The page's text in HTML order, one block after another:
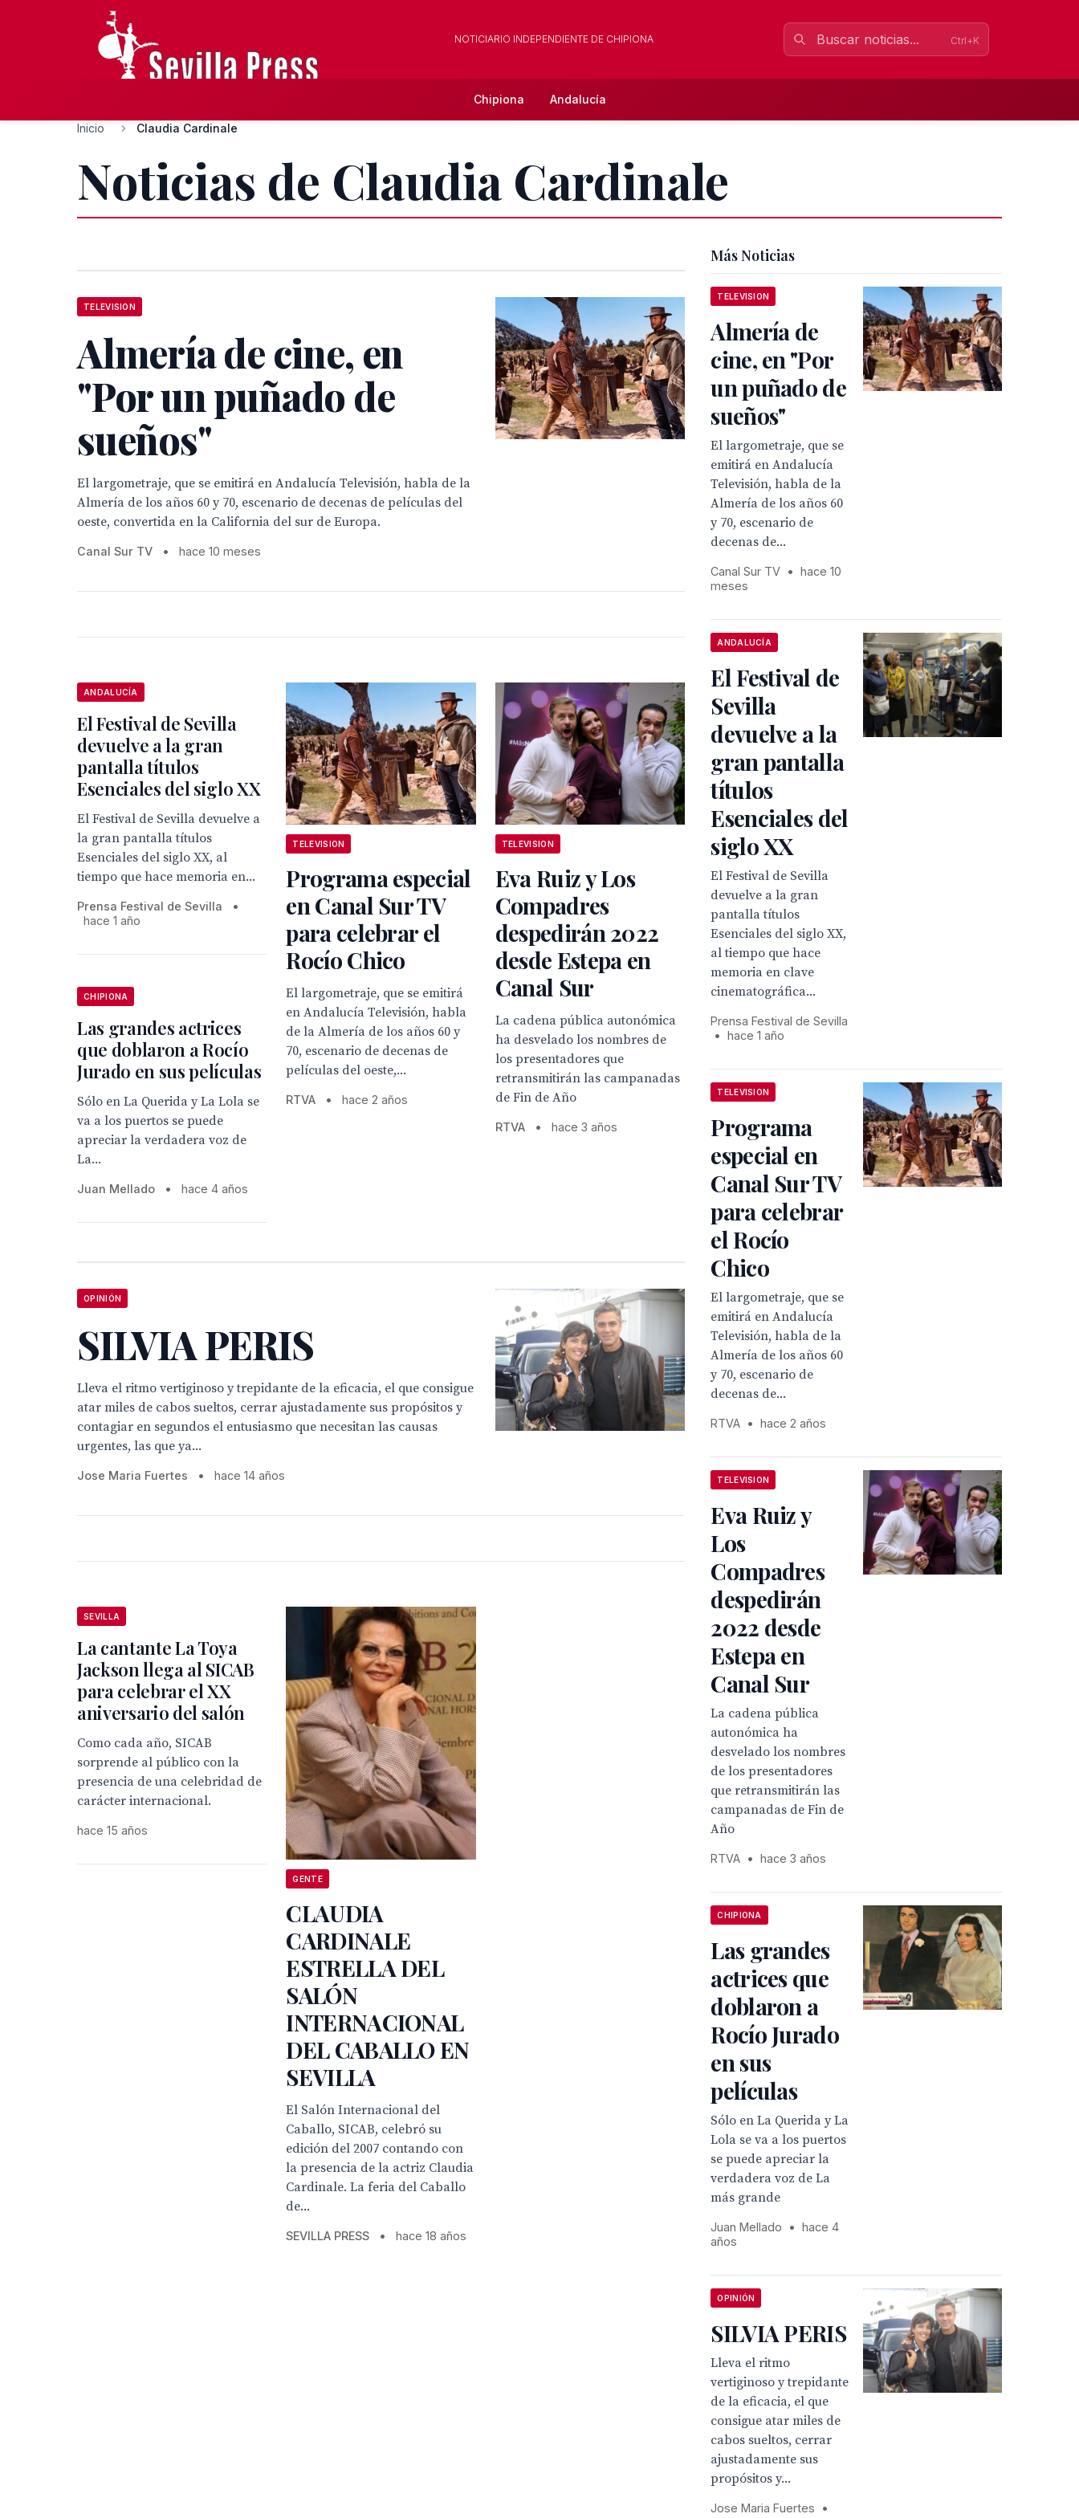
NOTICIARIO INDEPENDIENTE DE CHIPIONA Ctrl+K
Chipiona Andalucía
Inicio Claudia Cardinale
Noticias de Claudia Cardinale
TELEVISION
Almería de cine, en
"Por un puñado de
sueños"
El largometraje, que se emitirá en Andalucía Televisión, habla de la
Almería de los años 60 y 70, escenario de decenas de películas del
oeste, convertida en la California del sur de Europa.
Canal Sur TV • hace 10 meses
ANDALUCÍA
El Festival de Sevilla
devuelve a la gran
pantalla títulos
Esenciales del siglo XX
El Festival de Sevilla devuelve a
la gran pantalla títulos
Esenciales del siglo XX, al
tiempo que hace memoria en...
Prensa Festival de Sevilla
•
hace 1 año
TELEVISION
Programa especial
en Canal Sur TV
para celebrar el
Rocío Chico
El largometraje, que se emitirá
en Andalucía Televisión, habla
de la Almería de los años 60 y
70, escenario de decenas de
películas del oeste,...
RTVA • hace 2 años
TELEVISION
Eva Ruiz y Los
Compadres
despedirán 2022
desde Estepa en
Canal Sur
La cadena pública autonómica
ha desvelado los nombres de
los presentadores que
retransmitirán las campanadas
de Fin de Año
RTVA • hace 3 años
CHIPIONA
Las grandes actrices
que doblaron a Rocío
Jurado en sus películas
Sólo en La Querida y La Lola se
va a los puertos se puede
apreciar la verdadera voz de
La...
Juan Mellado • hace 4 años
OPINIÓN
SILVIA PERIS
Lleva el ritmo vertiginoso y trepidante de la eficacia, el que consigue
atar miles de cabos sueltos, cerrar ajustadamente sus propósitos y
contagiar en segundos el entusiasmo que necesitan las causas
urgentes, las que ya...
Jose Maria Fuertes • hace 14 años
SEVILLA
La cantante La Toya
Jackson llega al SICAB
para celebrar el XX
aniversario del salón
Como cada año, SICAB
sorprende al público con la
presencia de una celebridad de
carácter internacional.
hace 15 años
GENTE
CLAUDIA
CARDINALE
ESTRELLA DEL
SALÓN
INTERNACIONAL
DEL CABALLO EN
SEVILLA
El Salón Internacional del
Caballo, SICAB, celebró su
edición del 2007 contando con
la presencia de la actriz Claudia
Cardinale. La feria del Caballo
de...
SEVILLA PRESS • hace 18 años
Más Noticias
TELEVISION
Almería de
cine, en "Por
un puñado de
sueños"
El largometraje, que se
emitirá en Andalucía
Televisión, habla de la
Almería de los años 60
y 70, escenario de
decenas de...
Canal Sur TV •
hace 10
meses
ANDALUCÍA
El Festival de
Sevilla
devuelve a la
gran pantalla
títulos
Esenciales del
siglo XX
El Festival de Sevilla
devuelve a la gran
pantalla títulos
Esenciales del siglo XX,
al tiempo que hace
memoria en clave
cinematográfica...
Prensa Festival de Sevilla
•
hace 1 año
TELEVISION
Programa
especial en
Canal Sur TV
para celebrar
el Rocío
Chico
El largometraje, que se
emitirá en Andalucía
Televisión, habla de la
Almería de los años 60
y 70, escenario de
decenas de...
RTVA • hace 2 años
TELEVISION
Eva Ruiz y
Los
Compadres
despedirán
2022 desde
Estepa en
Canal Sur
La cadena pública
autonómica ha
desvelado los nombres
de los presentadores
que retransmitirán las
campanadas de Fin de
Año
RTVA • hace 3 años
CHIPIONA
Las grandes
actrices que
doblaron a
Rocío Jurado
en sus
películas
Sólo en La Querida y La
Lola se va a los puertos
se puede apreciar la
verdadera voz de La
más grande
Juan Mellado •
hace 4
años
OPINIÓN
SILVIA PERIS
Lleva el ritmo
vertiginoso y trepidante
de la eficacia, el que
consigue atar miles de
cabos sueltos, cerrar
ajustadamente sus
propósitos y...
Jose Maria Fuertes
•